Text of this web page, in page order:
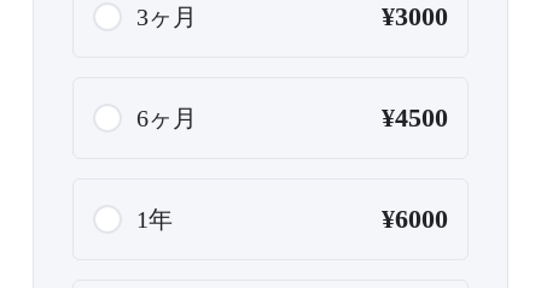
3ヶ月 ¥3000
6ヶ月 ¥4500
1年 ¥6000